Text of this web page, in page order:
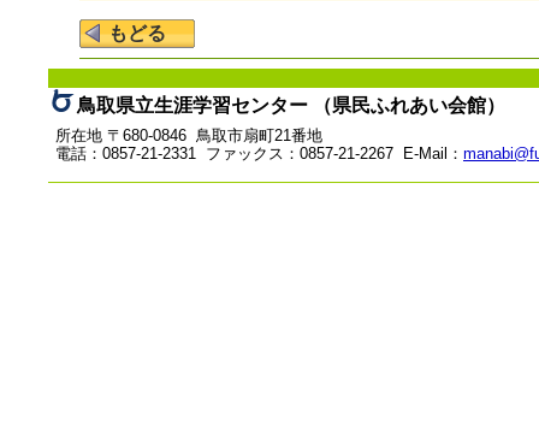
鳥取県立生涯学習センター （県民ふれあい会館）
所在地 〒680-0846 鳥取市扇町21番地
電話：0857-21-2331 ファックス：0857-21-2267 E-Mail：